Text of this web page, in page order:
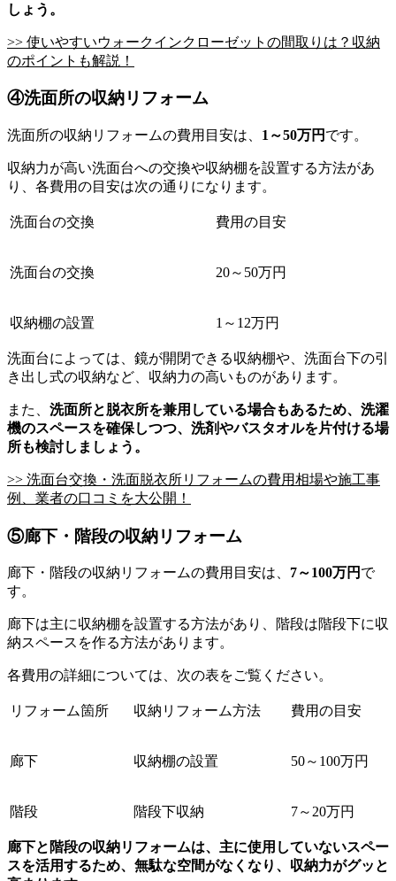
しょう。
>> 使いやすいウォークインクローゼットの間取りは？収納
のポイントも解説！
④洗面所の収納リフォーム
洗面所の収納リフォームの費用目安は、 1～50万円 です。
収納力が高い洗面台への交換や収納棚を設置する方法があ
り、各費用の目安は次の通りになります。
洗面台の交換 費用の目安
洗面台の交換 20～50万円
収納棚の設置 1～12万円
洗面台によっては、鏡が開閉できる収納棚や、洗面台下の引
き出し式の収納など、収納力の高いものがあります。
また、 洗面所と脱衣所を兼用している場合もあるため、洗濯
機のスペースを確保しつつ、洗剤やバスタオルを片付ける場
所も検討しましょう。
>> 洗面台交換・洗面脱衣所リフォームの費用相場や施工事
例、業者の口コミを大公開！
⑤廊下・階段の収納リフォーム
廊下・階段の収納リフォームの費用目安は、 7～100万円 で
す。
廊下は主に収納棚を設置する方法があり、階段は階段下に収
納スペースを作る方法があります。
各費用の詳細については、次の表をご覧ください。
リフォーム箇所 収納リフォーム方法 費用の目安
廊下 収納棚の設置 50～100万円
階段 階段下収納 7～20万円
廊下と階段の収納リフォームは、主に使用していないスペー
スを活用するため、無駄な空間がなくなり、収納力がグッと